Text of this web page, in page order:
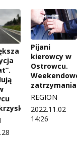
Pijani
kierowcy w
Ostrowcu.
Weekendowe
zatrzymania
REGION
2022.11.02
14:26